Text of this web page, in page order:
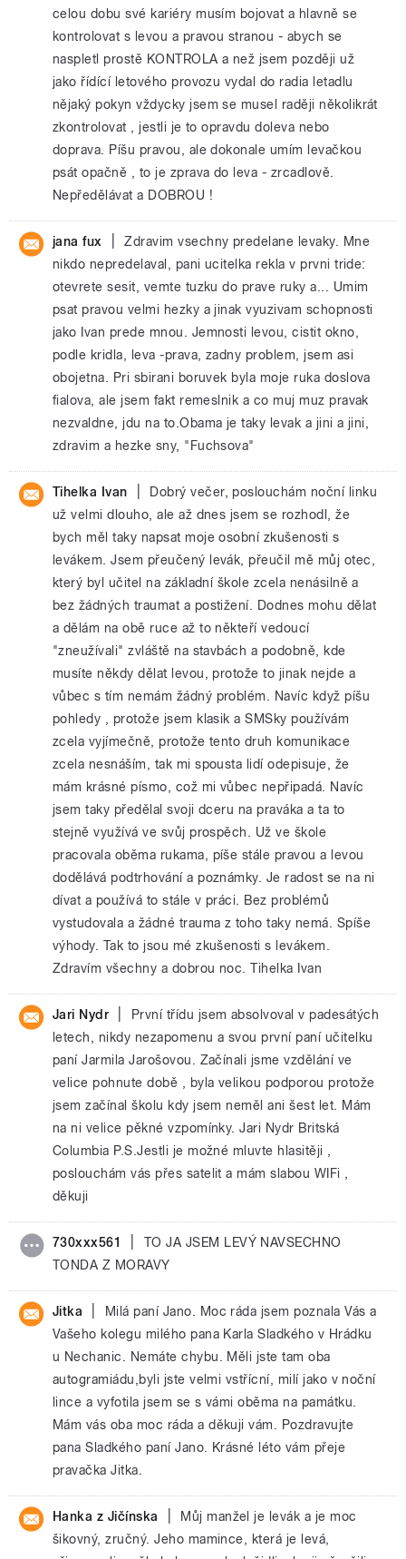
celou dobu své kariéry musím bojovat a hlavně se
kontrolovat s levou a pravou stranou - abych se
naspletl prostě KONTROLA a než jsem později už
jako řídící letového provozu vydal do radia letadlu
nějaký pokyn vždycky jsem se musel raději několikrát
zkontrolovat , jestli je to opravdu doleva nebo
doprava. Píšu pravou, ale dokonale umím levačkou
psát opačně , to je zprava do leva - zrcadlově.
Nepředělávat a DOBROU !
jana fux
Zdravim vsechny predelane levaky. Mne
nikdo nepredelaval, pani ucitelka rekla v prvni tride:
otevrete sesit, vemte tuzku do prave ruky a... Umim
psat pravou velmi hezky a jinak vyuzivam schopnosti
jako Ivan prede mnou. Jemnosti levou, cistit okno,
podle kridla, leva -prava, zadny problem, jsem asi
obojetna. Pri sbirani boruvek byla moje ruka doslova
fialova, ale jsem fakt remeslnik a co muj muz pravak
nezvaldne, jdu na to.Obama je taky levak a jini a jini,
zdravim a hezke sny, "Fuchsova"
Tihelka Ivan
Dobrý večer, poslouchám noční linku
už velmi dlouho, ale až dnes jsem se rozhodl, že
bych měl taky napsat moje osobní zkušenosti s
levákem. Jsem přeučený levák, přeučil mě můj otec,
který byl učitel na základní škole zcela nenásilně a
bez žádných traumat a postižení. Dodnes mohu dělat
a dělám na obě ruce až to někteří vedoucí
"zneužívali" zvláště na stavbách a podobně, kde
musíte někdy dělat levou, protože to jinak nejde a
vůbec s tím nemám žádný problém. Navíc když píšu
pohledy , protože jsem klasik a SMSky používám
zcela vyjímečně, protože tento druh komunikace
zcela nesnáším, tak mi spousta lidí odepisuje, že
mám krásné písmo, což mi vůbec nepřipadá. Navíc
jsem taky předělal svoji dceru na praváka a ta to
stejně využívá ve svůj prospěch. Už ve škole
pracovala oběma rukama, píše stále pravou a levou
dodělává podtrhování a poznámky. Je radost se na ni
dívat a používá to stále v práci. Bez problémů
vystudovala a žádné trauma z toho taky nemá. Spíše
výhody. Tak to jsou mé zkušenosti s levákem.
Zdravím všechny a dobrou noc. Tihelka Ivan
Jari Nydr
První třídu jsem absolvoval v padesátých
letech, nikdy nezapomenu a svou první paní učitelku
paní Jarmila Jarošovou. Začínali jsme vzdělání ve
velice pohnute době , byla velikou podporou protože
jsem začínal školu kdy jsem neměl ani šest let. Mám
na ni velice pěkné vzpomínky. Jari Nydr Britská
Columbia P.S.Jestli je možné mluvte hlasitěji ,
poslouchám vás přes satelit a mám slabou WIFi ,
děkuji
730xxx561
TO JA JSEM LEVÝ NAVSECHNO
TONDA Z MORAVY
Jitka
Milá paní Jano. Moc ráda jsem poznala Vás a
Vašeho kolegu milého pana Karla Sladkého v Hrádku
u Nechanic. Nemáte chybu. Měli jste tam oba
autogramiádu,byli jste velmi vstřícní, milí jako v noční
lince a vyfotila jsem se s vámi oběma na památku.
Mám vás oba moc ráda a děkuji vám. Pozdravujte
pana Sladkého paní Jano. Krásné léto vám přeje
pravačka Jitka.
Hanka z Jičínska
Můj manžel je levák a je moc
šikovný, zručný. Jeho mamince, která je levá,